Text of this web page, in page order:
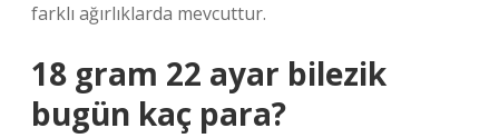
farklı ağırlıklarda mevcuttur.
18 gram 22 ayar bilezik
bugün kaç para?